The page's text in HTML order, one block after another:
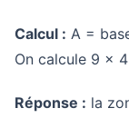
Calcul : A =
On calcule 9 ×
Réponse : la